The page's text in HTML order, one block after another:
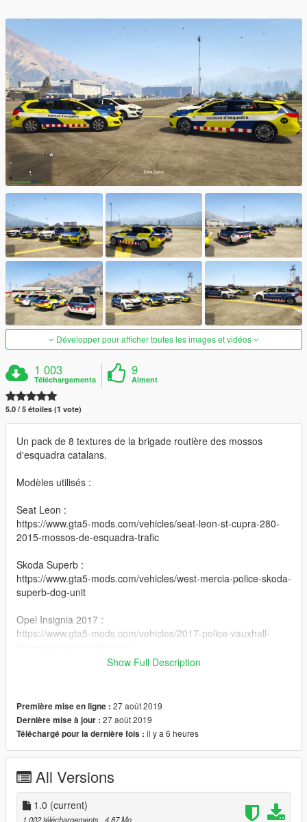
Développer pour afficher toutes les images et vidéos
1 003
Téléchargements
9
Aiment
5.0 / 5 étoiles (1 vote)
Un pack de 8 textures de la brigade routière des mossos
d'esquadra catalans.
Modèles utilisés :
Seat Leon :
https://www.gta5-mods.com/vehicles/seat-leon-st-cupra-280-
2015-mossos-de-esquadra-trafic
Skoda Superb :
https://www.gta5-mods.com/vehicles/west-mercia-police-skoda-
superb-dog-unit
Opel Insignia 2017 :
https://www.gta5-mods.com/vehicles/2017-police-vauxhall-
vauxhall-astra
Show Full Description
Première mise en ligne : 27 août 2019
Dernière mise à jour : 27 août 2019
Téléchargé pour la dernière fois : il y a 6 heures
All Versions
1.0 (current)
1 002 téléchargements , 4,87 Mo